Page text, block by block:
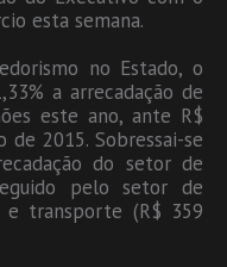
esta semana.
no Estado, o
a arrecadação de
este ano, ante R$
2015. Sobressai-se
do setor de
pelo setor de
e transporte (R$ 359